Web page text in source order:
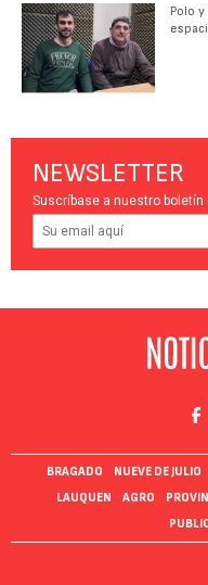
Polo
NEWSLETTER
Suscríbase a nuestro boletín
BRAGADO NUEVE DE JULIO
LAUQUEN
AGRO